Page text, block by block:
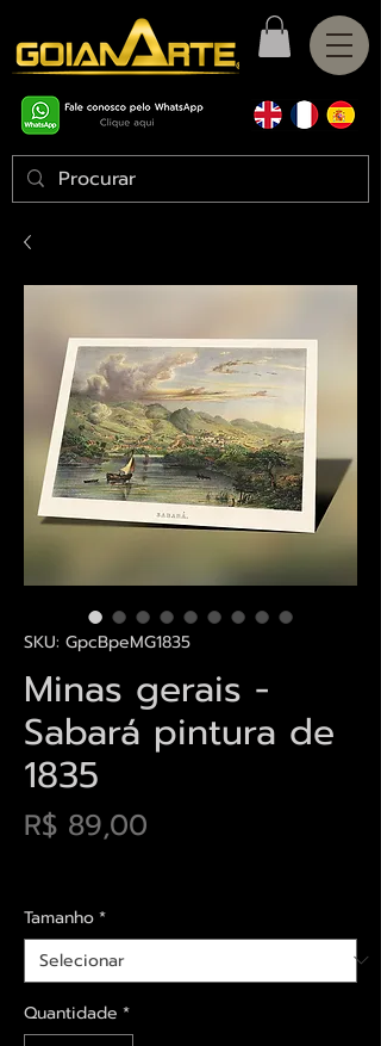
SKU: GpcBpeMG1835
Minas gerais -
Sabará pintura de
1835
R$ 89,00
Tamanho*
Quantidade *